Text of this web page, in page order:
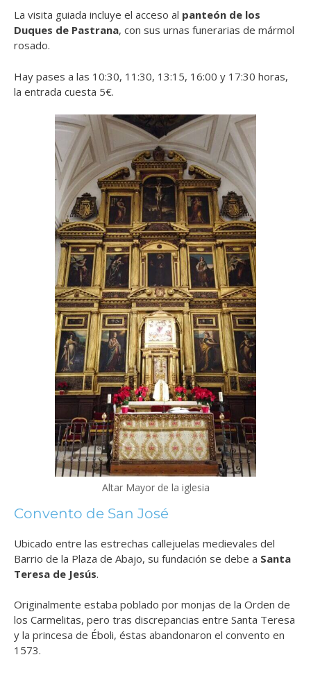
La visita guiada incluye el acceso al panteón de los
Duques de Pastrana, con sus urnas funerarias de mármol
rosado.
Hay pases a las 10:30, 11:30, 13:15, 16:00 y 17:30 horas,
la entrada cuesta 5€.
Altar Mayor de la iglesia
Convento de San José
Ubicado entre las estrechas callejuelas medievales del
Barrio de la Plaza de Abajo, su fundación se debe a Santa
Teresa de Jesús.
Originalmente estaba poblado por monjas de la Orden de
los Carmelitas, pero tras discrepancias entre Santa Teresa
y la princesa de Éboli, éstas abandonaron el convento en
1573.